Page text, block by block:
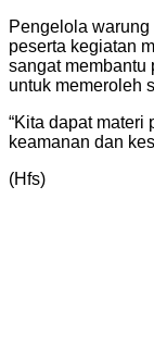
Pengelola
peserta kegiatan
sangat membantu
untuk memeroleh
“Kita dapat materi
keamanan dan
(Hfs)